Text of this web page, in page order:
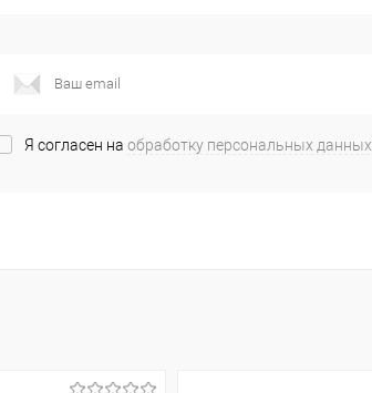
Купить в 1 клик
В избранное
Под заказ
Я согласен на обработку персональных данных.